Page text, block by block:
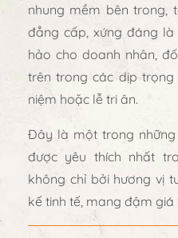
nhung mềm bên trong,
đẳng cấp , xứng đáng là
hảo cho doanh nhân,
trên trong các dịp trọng
niệm hoặc lễ tri ân.
Đây là một trong những
được yêu thích nhất
không chỉ bởi hương vị
kế tinh tế, mang đậm giá